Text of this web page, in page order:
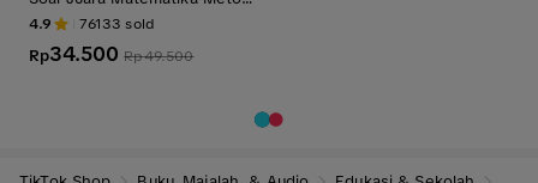
e Bersusun Pintar Berhitung
Anak SD Kelas 1 - 4 - ISKA M
EDIA UTAMA
4.9 76133 sold
Rp34.500 Rp49.500